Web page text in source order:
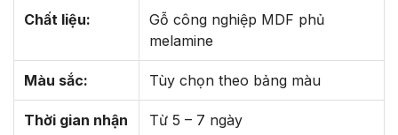
Chất liệu:
Gỗ công nghiệp MDF phủ
melamine
Màu sắc: Tùy chọn theo bảng màu
Thời gian nhận
Từ 5 – 7 ngày